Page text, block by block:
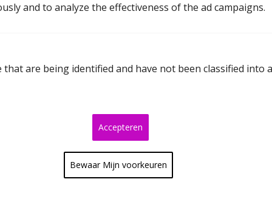
and to analyze the effectiveness of the ad campaigns.
are being identified and have not been classified into
Bewaar Mijn voorkeuren
Accepteren
Een van jullie beiden neemt de woning over.